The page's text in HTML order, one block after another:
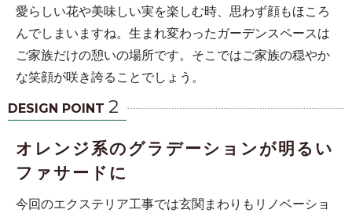
愛らしい花や美味しい実を楽しむ時、思わず顔もほころ
んでしまいますね。生まれ変わったガーデンスペースは
ご家族だけの憩いの場所です。そこではご家族の穏やか
な笑顔が咲き誇ることでしょう。
DESIGN POINT 2
オレンジ系のグラデーションが明るい
ファサードに
今回のエクステリア工事では玄関まわりもリノベーショ